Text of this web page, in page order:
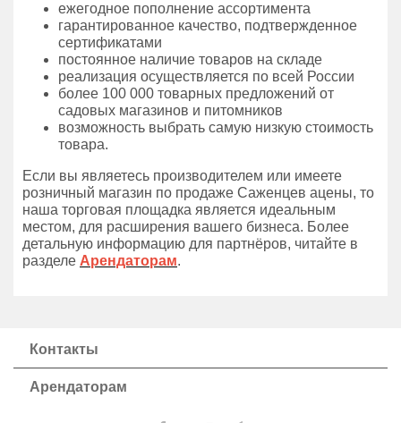
ежегодное пополнение ассортимента
гарантированное качество, подтвержденное
сертификатами
постоянное наличие товаров на складе
реализация осуществляется по всей России
более 100 000 товарных предложений от
садовых магазинов и питомников
возможность выбрать самую низкую стоимость
товара.
Если вы являетесь производителем или имеете
розничный магазин по продаже Саженцев ацены, то
наша торговая площадка является идеальным
местом, для расширения вашего бизнеса. Более
детальную информацию для партнёров, читайте в
разделе Арендаторам.
Контакты
Арендаторам